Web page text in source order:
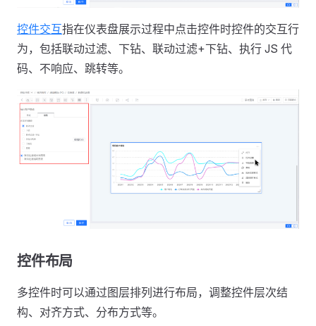
控件交互指在仪表盘展示过程中点击控件时控件的交互行
为，包括联动过滤、下钻、联动过滤+下钻、执行 JS 代
码、不响应、跳转等。
控件布局
多控件时可以通过图层排列进行布局，调整控件层次结
构、对齐方式、分布方式等。